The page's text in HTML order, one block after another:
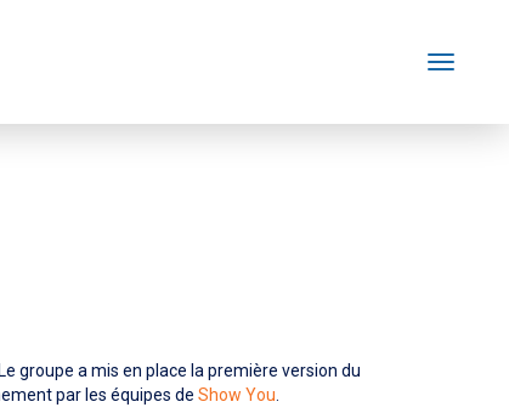
Toggle
. Le groupe a mis en place la première version du
par les équipes de Show You